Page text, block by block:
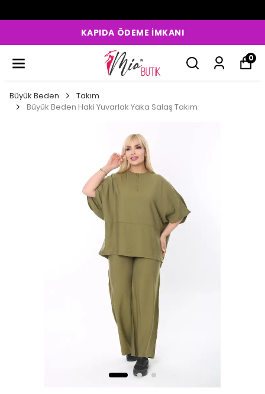
KAPIDA ÖDEME İMKANI
0
Büyük Beden
Takım
Büyük Beden Haki Yuvarlak Yaka Salaş Takım